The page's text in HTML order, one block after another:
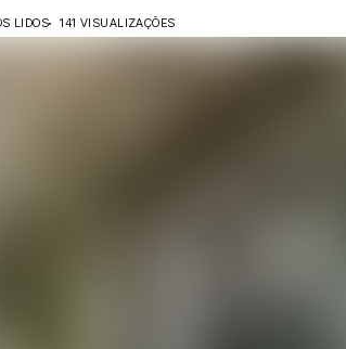
LIDOS 141 VISUALIZAÇÕES